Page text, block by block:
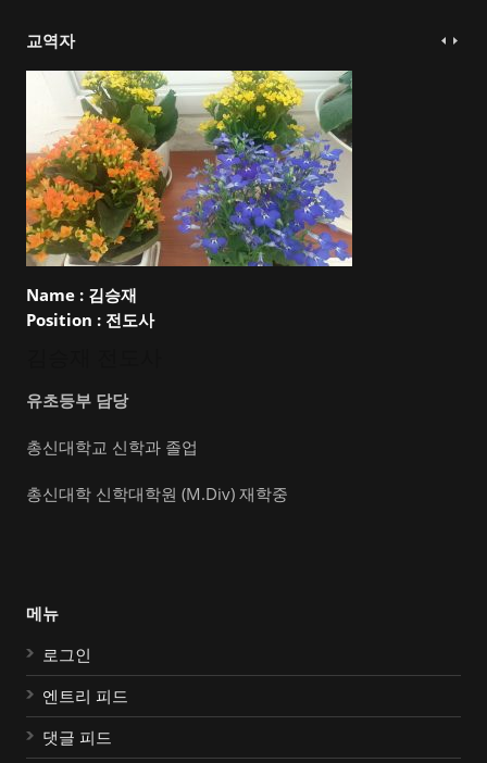
교역자
Name : 김승재
Position : 전도사
유초등부 담당
총신대학교 신학과 졸업
총신대학 신학대학원 (M.Div) 재학중
메뉴
로그인
엔트리 피드
댓글 피드